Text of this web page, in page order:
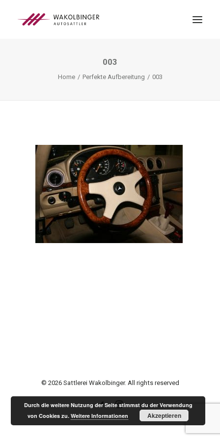
LEISTUNGEN
SEARCH
003
Home Perfekte Aufbereitung 003
© 2026 Sattlerei Wakolbinger. All rights reserved
Durch die weitere Nutzung der Seite stimmst du der Verwendung
von Cookies zu.Weitere Informationen Akzeptieren